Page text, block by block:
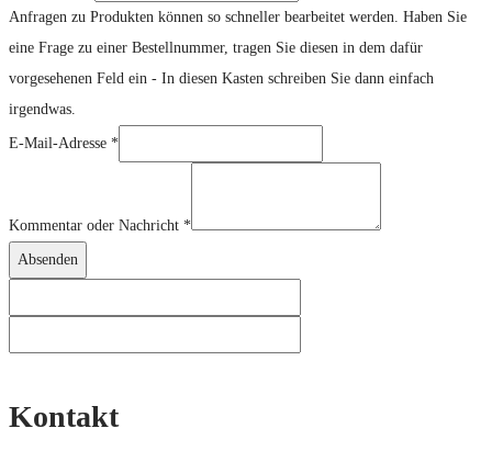
Anfragen zu Produkten können so schneller bearbeitet werden. Haben Sie
eine Frage zu einer Bestellnummer, tragen Sie diesen in dem dafür
vorgesehenen Feld ein - In diesen Kasten schreiben Sie dann einfach
irgendwas.
E-Mail-Adresse *
Kommentar oder Nachricht *
Absenden
Kontakt